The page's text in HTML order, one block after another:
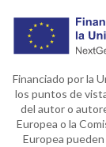
Financiado por la
los puntos de
del autor o
Europea o la
Europea